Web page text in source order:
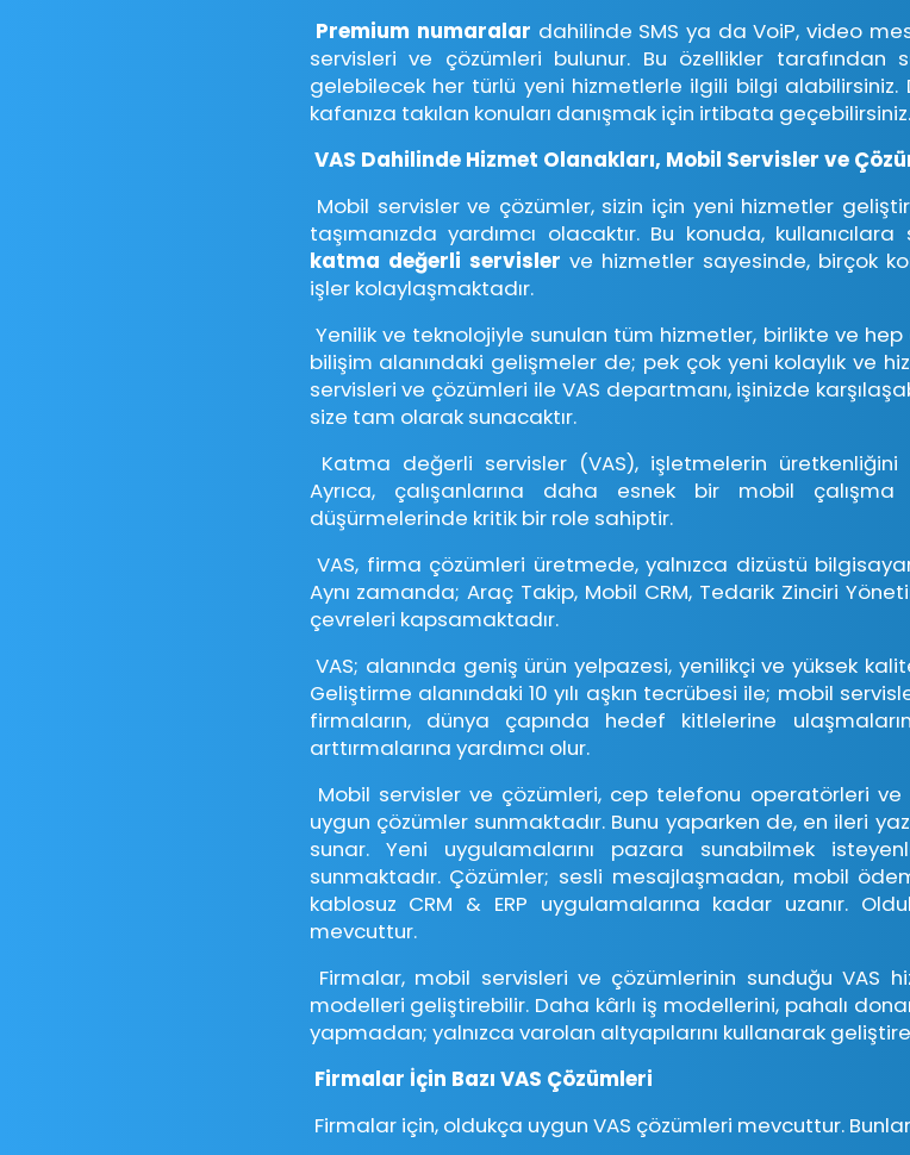
Premium numaralar dahilinde SMS ya da VoiP, video
servisleri ve çözümleri bulunur. Bu özellikler tarafından
gelebilecek her türlü yeni hizmetlerle ilgili bilgi
kafanıza takılan konuları danışmak için irtibata geçebilirsiniz.
VAS Dahilinde Hizmet Olanakları, Mobil Servisler ve
Mobil servisler ve çözümler, sizin için yeni hizmetler
taşımanızda yardımcı olacaktır. Bu konuda,
katma değerli servisler ve hizmetler sayesinde, birçok
işler kolaylaşmaktadır.
Yenilik ve teknolojiyle sunulan tüm hizmetler, birlikte ve
bilişim alanındaki gelişmeler de; pek çok yeni kolaylık ve
servisleri ve çözümleri ile VAS departmanı, işinizde
size tam olarak sunacaktır.
Katma değerli servisler (VAS), işletmelerin üretkenliğini
Ayrıca, çalışanlarına daha esnek bir mobil
düşürmelerinde kritik bir role sahiptir.
VAS, firma çözümleri üretmede, yalnızca dizüstü
Aynı zamanda; Araç Takip, Mobil CRM, Tedarik Zinciri
çevreleri kapsamaktadır.
VAS; alanında geniş ürün yelpazesi, yenilikçi ve yüksek
Geliştirme alanındaki 10 yılı aşkın tecrübesi ile; mobil
firmaların, dünya çapında hedef kitlelerine
arttırmalarına yardımcı olur.
Mobil servisler ve çözümleri, cep telefonu operatörleri
uygun çözümler sunmaktadır. Bunu yaparken de, en ileri
sunar. Yeni uygulamalarını pazara sunabilmek
sunmaktadır. Çözümler; sesli mesajlaşmadan, mobil
kablosuz CRM & ERP uygulamalarına kadar uzanır.
mevcuttur.
Firmalar, mobil servisleri ve çözümlerinin sunduğu VAS
modelleri geliştirebilir. Daha kârlı iş modellerini, pahalı
yapmadan; yalnızca varolan altyapılarını kullanarak
Firmalar İçin Bazı VAS Çözümleri
Firmalar için, oldukça uygun VAS çözümleri mevcuttur.